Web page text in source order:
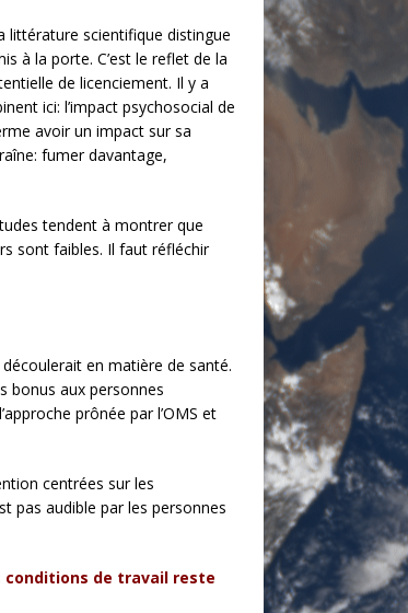
littérature scientifique distingue
à la porte. C’est le reflet de la
de licenciement. Il y a
ici: l’impact psychosocial de
avoir un impact sur sa
fumer davantage,
tendent à montrer que
sont faibles. Il faut réfléchir
en matière de santé.
bonus aux personnes
prônée par l’OMS et
centrées sur les
pas audible par les personnes
conditions de travail reste